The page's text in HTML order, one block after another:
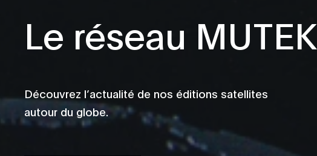
Le réseau MUTEK
Découvrez l’actualité de nos éditions satellites
autour du globe.